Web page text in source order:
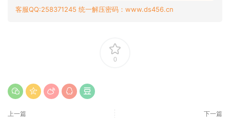
客服QQ:258371245 统一解压密码：www.ds456.cn
0
上一篇 下一篇